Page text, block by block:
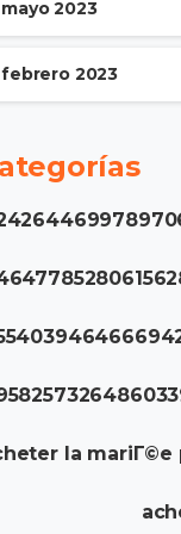
mayo 2023
febrero 2023
la mariГ©e